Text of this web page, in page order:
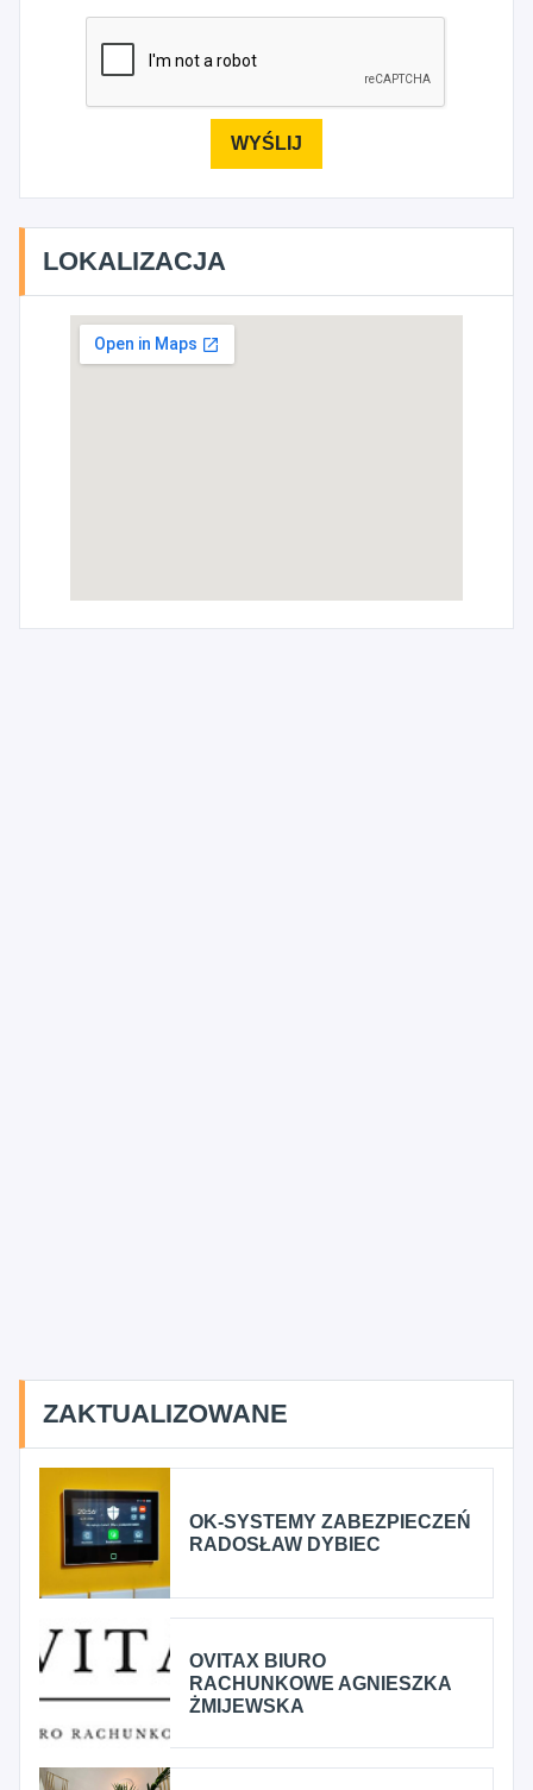
LOKALIZACJA
ZAKTUALIZOWANE
OK-SYSTEMY ZABEZPIECZEŃ
RADOSŁAW DYBIEC
OVITAX BIURO
RACHUNKOWE AGNIESZKA
ŻMIJEWSKA